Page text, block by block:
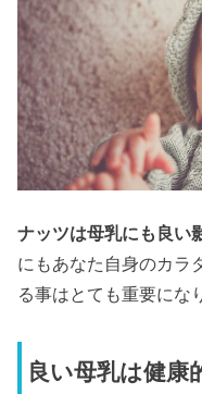
ナッツは母乳にも良い
にもあなた自身のカラ
る事はとても重要にな
良い母乳は健康